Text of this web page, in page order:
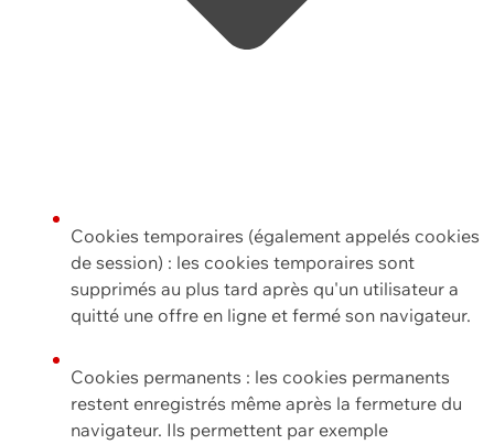
Cookies temporaires (également appelés cookies
de session) : les cookies temporaires sont
supprimés au plus tard après qu'un utilisateur a
quitté une offre en ligne et fermé son navigateur.
Cookies permanents : les cookies permanents
restent enregistrés même après la fermeture du
navigateur. Ils permettent par exemple